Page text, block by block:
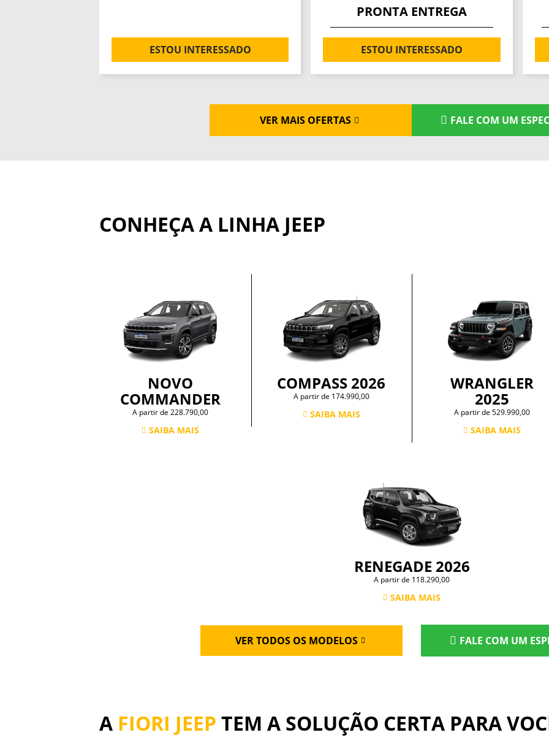
ESTOU INTERESSADO
PRONTA ENTREGA
ESTOU INTERESSADO
VER MAIS OFERTAS FALE COM UM
CONHEÇA A LINHA JEEP
NOVO
COMMANDER
A partir de 228.790,00
SAIBA MAIS
COMPASS 2026
A partir de 174.990,00
SAIBA MAIS
WRANGLER
2025
A partir de 529.990,00
SAIBA MAIS
RENEGADE 2026
A partir de 118.290,00
SAIBA MAIS
VER TODOS OS MODELOS FALE COM UM
A FIORI JEEP TEM A SOLUÇÃO CERTA PARA